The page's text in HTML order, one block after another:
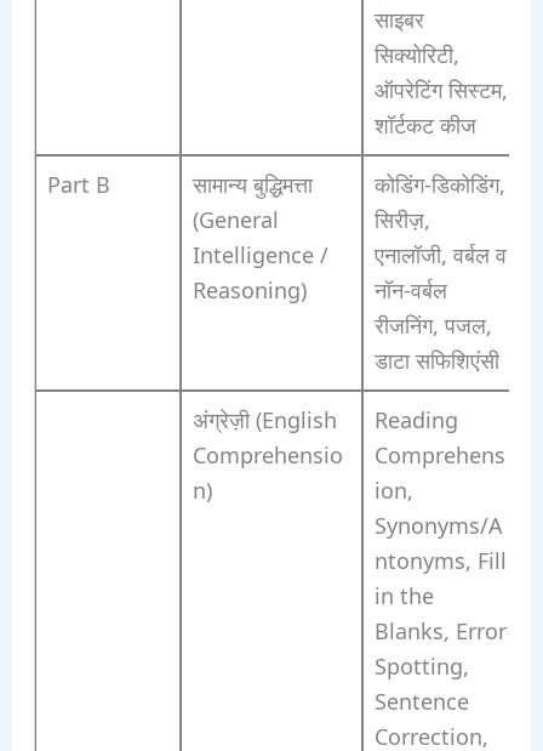
साइबर
सिक्योरिटी,
ऑपरेटिंग सिस्टम,
शॉर्टकट कीज
Part B
सामान्य बुद्धिमत्ता
(General
Intelligence /
Reasoning)
कोडिंग-डिकोडिंग,
सिरीज़,
एनालॉजी, वर्बल व
नॉन-वर्बल
रीजनिंग, पजल,
डाटा सफिशिएंसी
अंग्रेज़ी (English
Comprehensio
n)
Reading
Comprehens
ion,
Synonyms/A
ntonyms, Fill
in the
Blanks, Error
Spotting,
Sentence
Correction,